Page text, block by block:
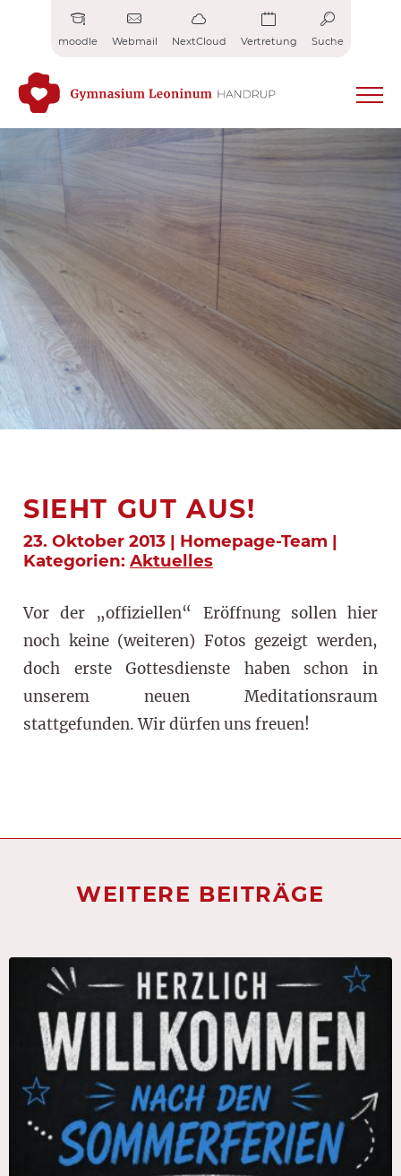
moodle Webmail NextCloud Vertretung Suche
SIEHT GUT AUS!
23. Oktober 2013 | Homepage-Team |
Kategorien: Aktuelles
Vor der „offiziellen“ Eröffnung sollen hier
noch keine (weiteren) Fotos gezeigt werden,
doch erste Gottesdienste haben schon in
unserem neuen Meditationsraum
stattgefunden. Wir dürfen uns freuen!
WEITERE BEITRÄGE